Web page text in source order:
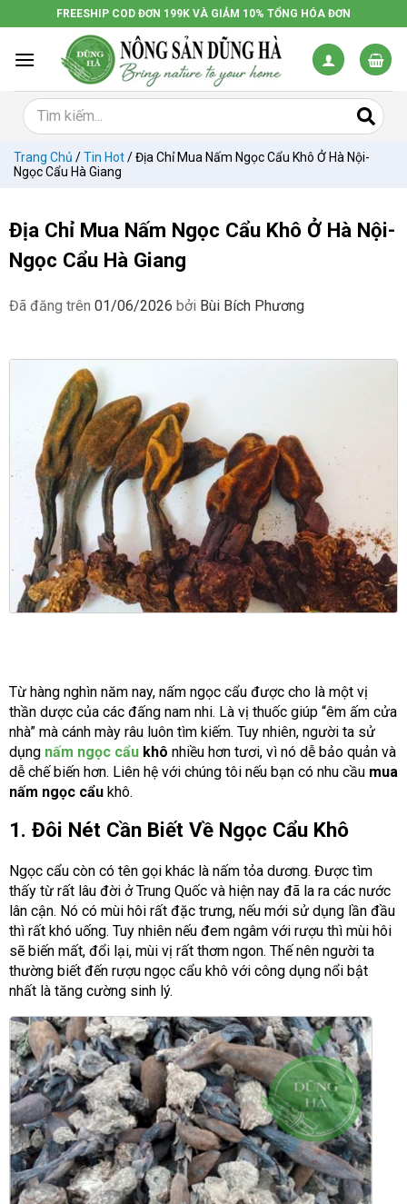
đến
dung
FREESHIP COD ĐƠN 199K VÀ GIẢM 10% TỔNG HÓA ĐƠN
Trang Chủ /Tin Hot/Địa Chỉ Mua Nấm Ngọc Cẩu Khô Ở Hà Nội-
Ngọc Cẩu Hà Giang
Địa Chỉ Mua Nấm Ngọc Cẩu Khô Ở Hà Nội-
Ngọc Cẩu Hà Giang
Đã đăng trên 01/06/2026 bởi Bùi Bích Phương
Từ hàng nghìn năm nay, nấm ngọc cẩu được cho là một vị
thần dược của các đấng nam nhi. Là vị thuốc giúp “êm ấm cửa
nhà” mà cánh mày râu luôn tìm kiếm. Tuy nhiên, người ta sử
dụng nấm ngọc cẩu khô nhiều hơn tươi, vì nó dễ bảo quản và
dễ chế biến hơn. Liên hệ với chúng tôi nếu bạn có nhu cầu mua
nấm ngọc cẩu khô.
1. Đôi Nét Cần Biết Về Ngọc Cẩu Khô
Ngọc cẩu còn có tên gọi khác là nấm tỏa dương. Được tìm
thấy từ rất lâu đời ở Trung Quốc và hiện nay đã la ra các nước
lân cận. Nó có mùi hôi rất đặc trưng, nếu mới sử dụng lần đầu
thì rất khó uống. Tuy nhiên nếu đem ngâm với rượu thì mùi hôi
sẽ biến mất, đổi lại, mùi vị rất thơm ngon. Thế nên người ta
thường biết đến rượu ngọc cẩu khô với công dụng nổi bật
nhất là tăng cường sinh lý.